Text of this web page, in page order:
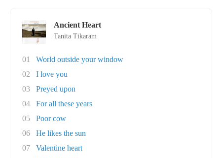
Ancient Heart
Tanita Tikaram
01
World outside your window
02
I love you
03
Preyed upon
04
For all these years
05
Poor cow
06
He likes the sun
07
Valentine heart